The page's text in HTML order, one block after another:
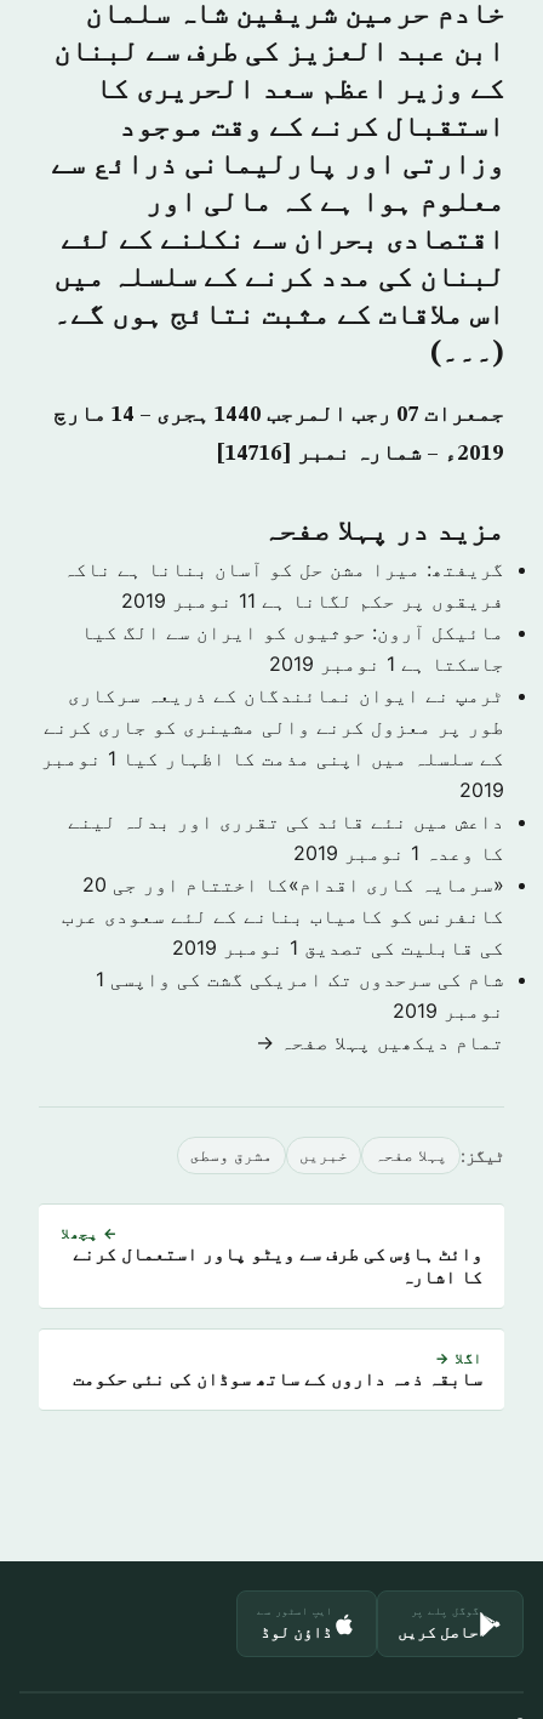
خادم حرمین شریفین شاہ سلمان
ابن عبد العزیز کی طرف سے لبنان
کے وزیر اعظم سعد الحریری کا
استقبال کرنے کے وقت موجود
وزارتی اور پارلیمانی ذرائع سے
معلوم ہوا ہے کہ مالی اور
اقتصادی بحران سے نکلنے کے لئے
لبنان کی مدد کرنے کے سلسلہ میں
اس ملاقات کے مثبت نتائج ہوں گے۔
(۔۔۔)
جمعرات 07 رجب المرجب 1440 ہجری – 14 مارچ
2019ء – شمارہ نمبر [14716]
مزید در پہلا صفحہ
گریفتھ: میرا مشن حل کو آسان بنانا ہے ناکہ
فریقوں پر حکم لگانا ہے 11 نومبر 2019
مائیکل آرون: حوثیوں کو ایران سے الگ کیا
جاسکتا ہے 1 نومبر 2019
ٹرمپ نے ایوان نمائندگان کے ذریعہ سرکاری
طور پر معزول کرنے والی مشینری کو جاری کرنے
کے سلسلہ میں اپنی مذمت کا اظہار کیا
1 نومبر
2019
داعش میں نئے قائد کی تقرری اور بدلہ لینے
کا وعدہ 1 نومبر 2019
«سرمایہ کاری اقدام»کا اختتام اور جی 20
کانفرنس کو کامیاب بنانے کے لئے سعودی عرب
کی قابلیت کی تصدیق 1 نومبر 2019
شام کی سرحدوں تک امریکی گشت کی واپسی 1
نومبر 2019
تمام دیکھیں پہلا صفحہ →
ٹیگز: پہلا صفحہ خبريں مشرق وسطى
← پچھلا
وائٹ ہاؤس کی طرف سے ویٹو پاور استعمال کرنے
کا اشارہ
اگلا →
سابقہ ذمہ داروں کے ساتھ سوڈان کی نئی حکومت
گوگل پلے پر
حاصل کریں
ایپ اسٹور سے
ڈاؤن لوڈ